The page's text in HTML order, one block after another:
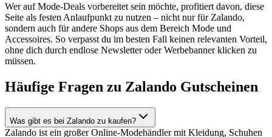
Wer auf Mode-Deals vorbereitet sein möchte, profitiert davon, diese
Seite als festen Anlaufpunkt zu nutzen – nicht nur für Zalando,
sondern auch für andere Shops aus dem Bereich Mode und
Accessoires. So verpasst du im besten Fall keinen relevanten Vorteil,
ohne dich durch endlose Newsletter oder Werbebanner klicken zu
müssen.
Häufige Fragen zu Zalando Gutscheinen
Was gibt es bei Zalando zu kaufen?
Zalando ist ein großer Online-Modehändler mit Kleidung, Schuhen